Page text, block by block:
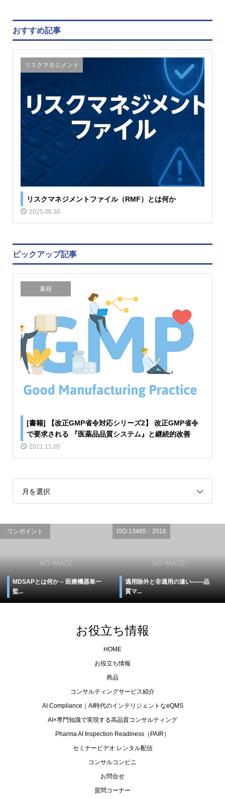
おすすめ記事
リスクマネジメント
リスクマネジメントファイル（RMF）とは何か
2025.06.30
ピックアップ記事
書籍
[書籍] 【改正GMP省令対応シリーズ2】 改正GMP省令
で要求される 『医薬品品質システム』と継続的改善
2021.11.05
月を選択
ワンポイント
MDSAPとは何か – 医療機器単一
監...
ISO-13485：2016
適用除外と非適用の違い――品
質マ...
お役立ち情報
HOME
お役立ち情報
商品
コンサルティングサービス紹介
AI Compliance｜AI時代のインテリジェントなeQMS
AI×専門知識で実現する高品質コンサルティング
Pharma AI Inspection Readiness（PAIR）
セミナービデオ レンタル配信
コンサルコンビニ
お問合せ
質問コーナー